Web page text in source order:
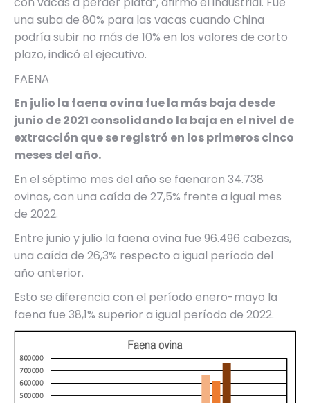
una suba de 80% para las vacas cuando China
podría subir no más de 10% en los valores de corto
plazo, indicó el ejecutivo.
FAENA
En julio la faena ovina fue la más baja desde
junio de 2021 consolidando la baja en el nivel de
extracción que se registró en los primeros cinco
meses del año.
En el séptimo mes del año se faenaron 34.738
ovinos, con una caída de 27,5% frente a igual mes
de 2022.
Entre junio y julio la faena ovina fue 96.496 cabezas,
una caída de 26,3% respecto a igual período del
año anterior.
Esto se diferencia con el período enero-mayo la
faena fue 38,1% superior a igual período de 2022.